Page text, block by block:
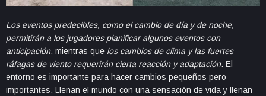
Los eventos predecibles, como el cambio de día y de noche,
permitirán a los jugadores planificar algunos eventos con
anticipación, mientras que los cambios de clima y las fuertes
ráfagas de viento requerirán cierta reacción y adaptación. El
entorno es importante para hacer cambios pequeños pero
importantes. Llenan el mundo con una sensación de vida y llenan